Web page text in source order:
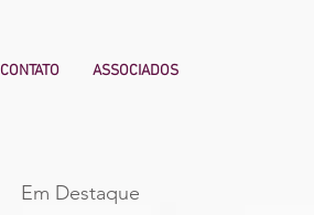
CONTATO ASSOCIADOS
Em Destaque